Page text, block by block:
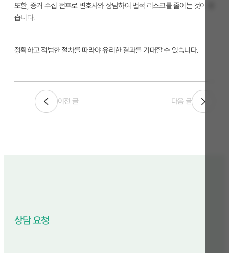
또한, 증거 수집 전후로 변호사와 상담하여 법적 리스크를 줄이는 것이 좋
습니다.
정확하고 적법한 절차를 따라야 유리한 결과를 기대할 수 있습니다.
이전 글 다음 글
상담 요청